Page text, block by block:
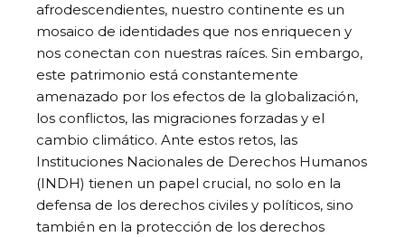
afrodescendientes, nuestro continente es un
mosaico de identidades que nos enriquecen y
nos conectan con nuestras raíces. Sin embargo,
este patrimonio está constantemente
amenazado por los efectos de la globalización,
los conflictos, las migraciones forzadas y el
cambio climático. Ante estos retos, las
Instituciones Nacionales de Derechos Humanos
(INDH) tienen un papel crucial, no solo en la
defensa de los derechos civiles y políticos, sino
también en la protección de los derechos